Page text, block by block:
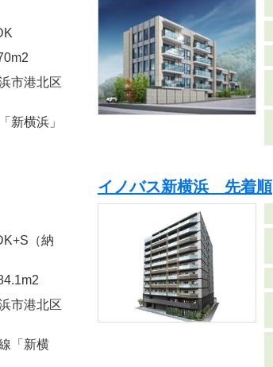
2
市港北区
新横浜」
（納
2
市港北区
「新横
イノバス新横浜 先着順